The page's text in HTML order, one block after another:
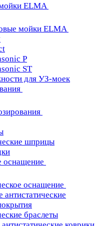
ELMA
мойки ELMA
P
ST
для УЗ-моек
шприцы
оснащение
оснащение
антистатические
браслеты